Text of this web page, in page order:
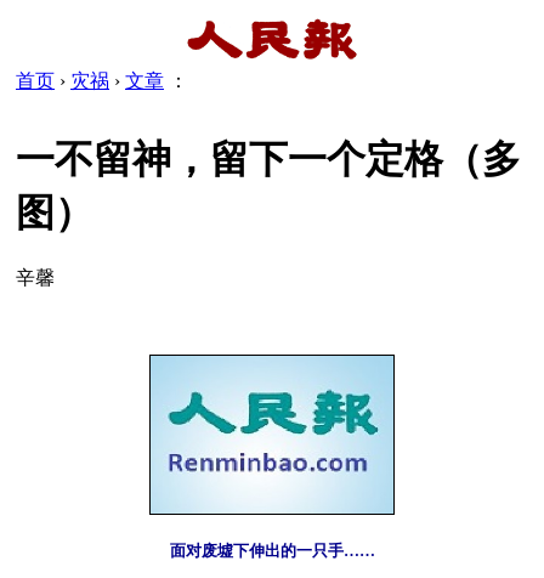
首页 › 灾祸 › 文章 ：
一不留神，留下一个定格（多
图）
辛馨
面对废墟下伸出的一只手……